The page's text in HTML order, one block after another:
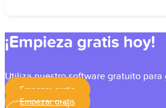
¡Empieza gratis hoy!
Utiliza nuestro software gratuito
Empezar gratis
Empezar gratis